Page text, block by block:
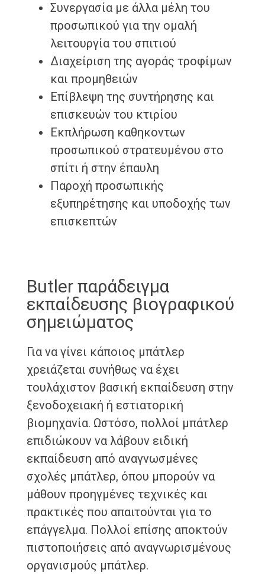
Συνεργασία με άλλα μέλη του
προσωπικού για την ομαλή
λειτουργία του σπιτιού
Διαχείριση της αγοράς τροφίμων
και προμηθειών
Επίβλεψη της συντήρησης και
επισκευών του κτιρίου
Εκπλήρωση καθηκοντων
προσωπικού στρατευμένου στο
σπίτι ή στην έπαυλη
Παροχή προσωπικής
εξυπηρέτησης και υποδοχής των
επισκεπτών
Butler παράδειγμα
εκπαίδευσης βιογραφικού
σημειώματος
Για να γίνει κάποιος μπάτλερ
χρειάζεται συνήθως να έχει
τουλάχιστον βασική εκπαίδευση στην
ξενοδοχειακή ή εστιατορική
βιομηχανία. Ωστόσο, πολλοί μπάτλερ
επιδιώκουν να λάβουν ειδική
εκπαίδευση από αναγνωσμένες
σχολές μπάτλερ, όπου μπορούν να
μάθουν προηγμένες τεχνικές και
πρακτικές που απαιτούνται για το
επάγγελμα. Πολλοί επίσης αποκτούν
πιστοποιήσεις από αναγνωρισμένους
οργανισμούς μπάτλερ.